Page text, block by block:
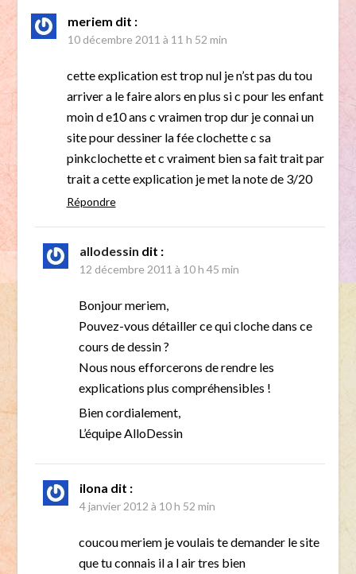
meriem dit :
10 décembre 2011 à 11 h 52 min
cette explication est trop nul je n’st pas du tou
arriver a le faire alors en plus si c pour les enfant
moin d e10 ans c vraimen trop dur je connai un
site pour dessiner la fée clochette c sa
pinkclochette et c vraiment bien sa fait trait par
trait a cette explication je met la note de 3/20
Répondre
allodessin dit :
12 décembre 2011 à 10 h 45 min
Bonjour meriem,
Pouvez-vous détailler ce qui cloche dans ce
cours de dessin ?
Nous nous efforcerons de rendre les
explications plus compréhensibles !
Bien cordialement,
L’équipe AlloDessin
ilona dit :
4 janvier 2012 à 10 h 52 min
coucou meriem je voulais te demander le site
que tu connais il a l air tres bien